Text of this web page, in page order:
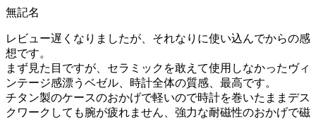
無記名
レビュー遅くなりましたが、それなりに使い込んでからの感
想です。
まず見た目ですが、セラミックを敢えて使用しなかったヴィ
ンテージ感漂うベゼル、時計全体の質感、最高です。
チタン製のケースのおかげで軽いので時計を巻いたままデス
クワークしても腕が疲れません、強力な耐磁性のおかげで磁